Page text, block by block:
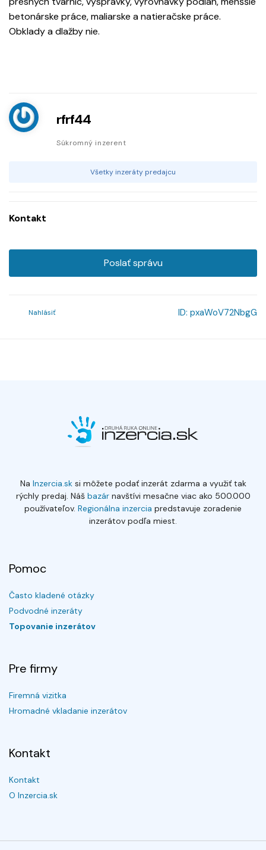
betonárske práce, maliarske a natieračske práce.
Obklady a dlažby nie.
rfrf44
Súkromný inzerent
Všetky inzeráty predajcu
Kontakt
Poslať správu
Nahlásiť ID: pxaWoV72NbgG
Na Inzercia.sksi môžete podať inzerát zdarma a využiť tak
rýchly predaj. Náš bazárnavštívi mesačne viac ako 500.000
používateľov. Regionálna inzercia predstavuje zoradenie
inzerátov podľa miest.
Pomoc
Často kladené otázky
Podvodné inzeráty
Topovanie inzerátov
Pre firmy
Firemná vizitka
Hromadné vkladanie inzerátov
Kontakt
Kontakt
O Inzercia.sk